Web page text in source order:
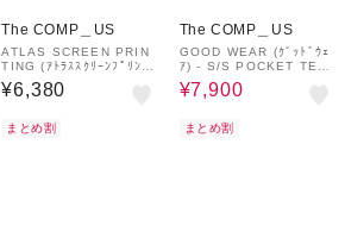
The COMP＿US
ATLAS SCREEN PRIN
TING (ｱﾄﾗｽｽｸﾘｰﾝﾌﾟﾘﾝﾃ
ｨﾝｸﾞ) - ULTIMATE MAS
HROOM GUIDE TEE (ｱ
ｰ)
¥6,380
まとめ割
The COMP＿US
GOOD WEAR (ｸﾞｯﾄﾞｳｪ
ｱ) - S/S POCKET TEE
(ｼｮｰﾄｽﾘｰﾌﾞﾎﾟｹｯﾄﾃｨｰｼｬ
ﾂ)
¥7,900
まとめ割